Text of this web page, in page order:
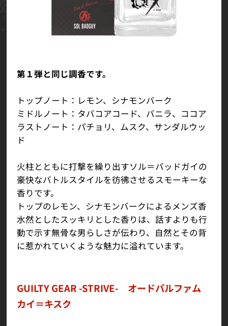
第１弾と同じ調香です。
トップノート：レモン、シナモンバーク
ミドルノート：タバコアコード、バニラ、ココア
ラストノート：パチョリ、ムスク、サンダルウッ
ド
火柱とともに打撃を繰り出すソル＝バッドガイの
豪快なバトルスタイルを彷彿させるスモーキーな
香りです。
トップのレモン、シナモンバークによるメンズ香
水然としたスッキリとした香りは、話すよりも行
動で示す無骨な男らしさが伝わり、自然とその背
に惹かれていくような魅力に溢れています。
GUILTY GEAR -STRIVE- オードパルファム
カイ＝キスク